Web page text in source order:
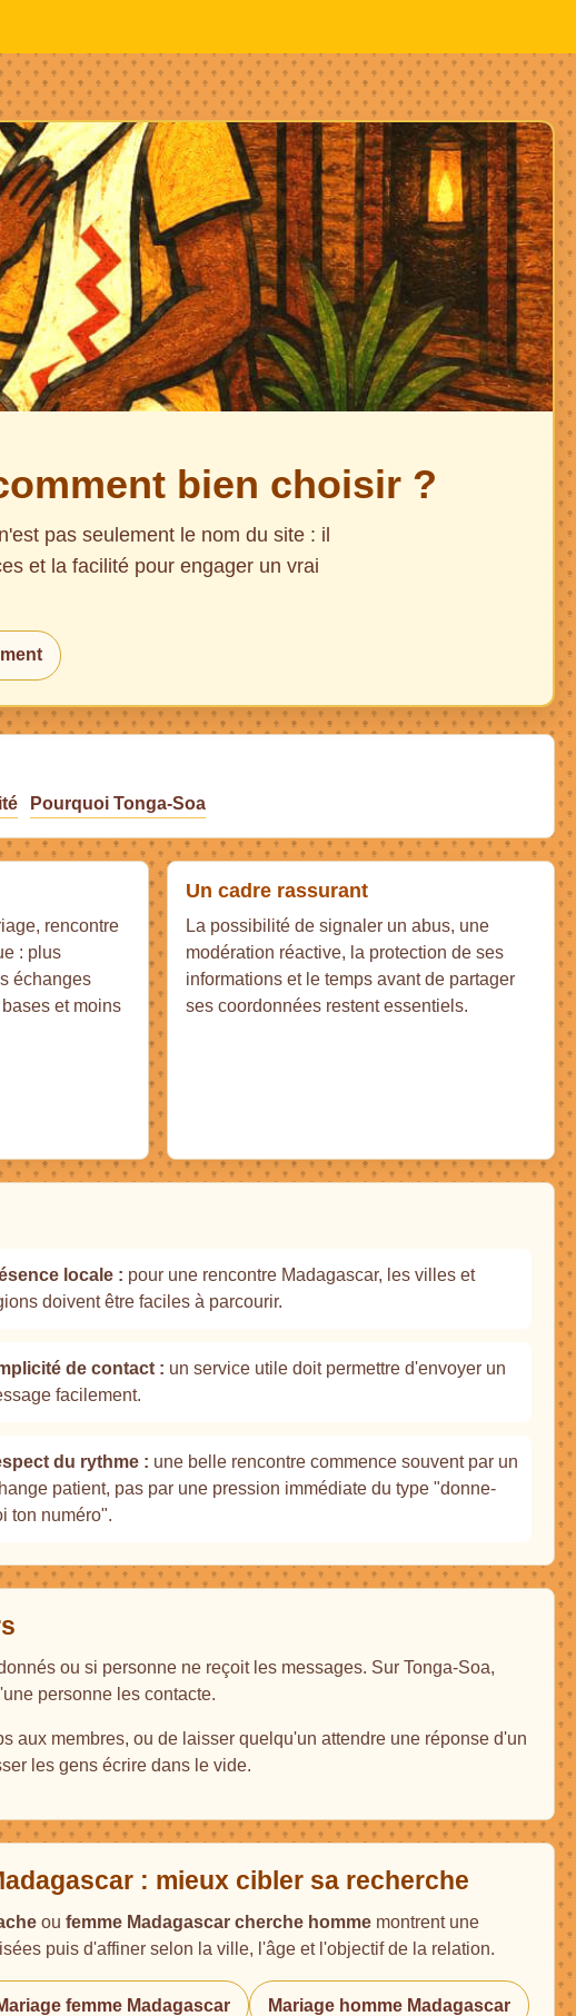
bien choisir ?
pas seulement le nom du site : il
et la facilité pour engager un vrai
Pourquoi Tonga-Soa
rencontre
: plus
échanges
et moins
Un cadre rassurant
La possibilité de signaler un abus, une
modération réactive, la protection de ses
informations et le temps avant de partager
ses coordonnées restent essentiels.
locale : pour une rencontre Madagascar, les villes et
doivent être faciles à parcourir.
de contact : un service utile doit permettre d'envoyer un
facilement.
du rythme : une belle rencontre commence souvent par un
patient, pas par une pression immédiate du type "donne-
ton numéro".
ou si personne ne reçoit les messages. Sur Tonga-Soa,
personne les contacte.
aux membres, ou de laisser quelqu'un attendre une réponse d'un
les gens écrire dans le vide.
: mieux cibler sa recherche
oufemme Madagascar cherche homme montrent une
puis d'affiner selon la ville, l'âge et l'objectif de la relation.
femme Madagascar Mariage homme Madagascar